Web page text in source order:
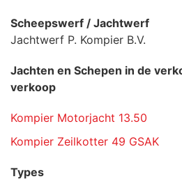
Scheepswerf / Jachtwerf
Jachtwerf P. Kompier B.V.
Jachten en Schepen in de
verkoop
Kompier Motorjacht 13.50
Kompier Zeilkotter 49 GSAK
Types